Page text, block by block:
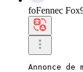
foFennec
Annonce